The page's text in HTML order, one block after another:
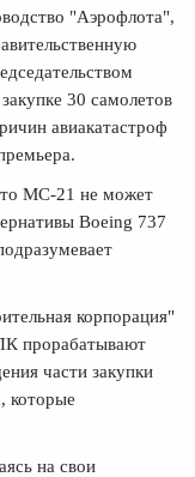
"Аэрофлота",
30 самолетов
авиакатастроф
МС-21 не может
Boeing 737
корпорация"
прорабатывают
части закупки
которые
на свои